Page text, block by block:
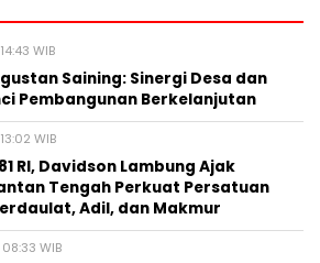
WIB
Saining: Sinergi Desa dan
Pembangunan Berkelanjutan
WIB
RI, Davidson Lambung Ajak
Tengah Perkuat Persatuan
Adil, dan Makmur
WIB